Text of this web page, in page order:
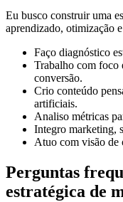
Eu busco construir uma
aprendizado, otimização
Faço diagnóstico
Trabalho com foco
conversão.
Crio conteúdo
artificiais.
Analiso métricas
Integro marketing,
Atuo com visão de
Perguntas
estratégica de